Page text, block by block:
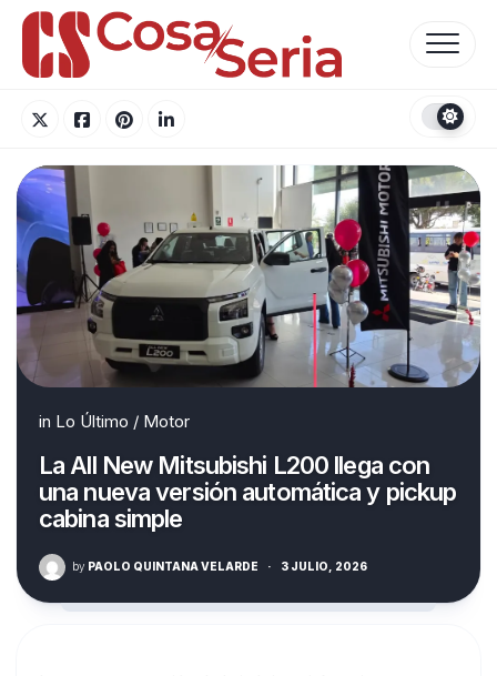
Skip
content
in Lo Último / Motor
La All New Mitsubishi L200 llega con
una nueva versión automática y pickup
cabina simple
by PAOLO QUINTANA VELARDE · 3 JULIO, 2026